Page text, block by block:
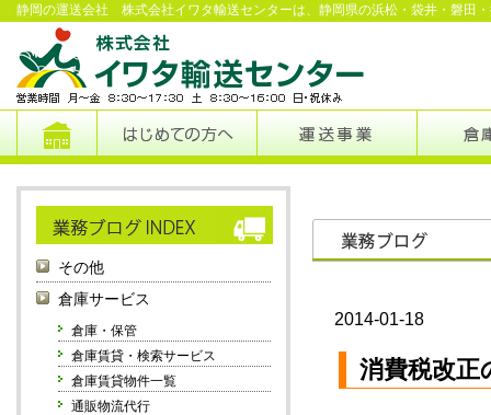
静岡の運送会社 株式会社イワタ輸送センターは、静岡県の浜松・袋井・磐田
その他
倉庫サービス
倉庫・保管
倉庫賃貸・検索サービス
倉庫賃貸物件一覧
通販物流代行
2014-01-18
消費税改正